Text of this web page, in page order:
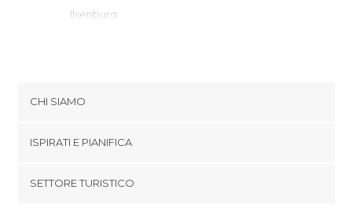
Ilsenburg
Sangerhausen
Bad Sachsa
Bad Lauterberg im Harz
CHI SIAMO
Termini e Condizioni
ISPIRATI E PIANIFICA
SETTORE TURISTICO